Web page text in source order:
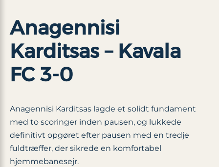
Anagennisi
Karditsas – Kavala
FC 3-0
Anagennisi Karditsas lagde et solidt fundament
med to scoringer inden pausen, og lukkede
definitivt opgøret efter pausen med en tredje
fuldtræffer, der sikrede en komfortabel
hjemmebanesejr.